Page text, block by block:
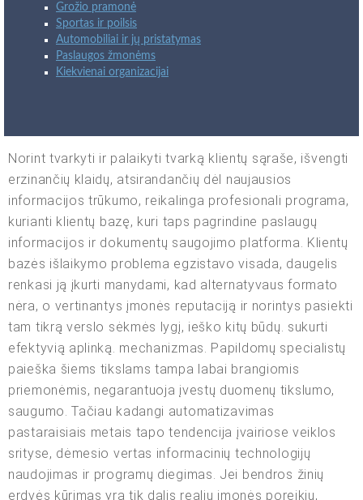
Grožio pramonė
Sportas ir poilsis
Automobiliai ir jų pristatymas
Paslaugos žmonėms
Kiekvienai organizacijai
Norint tvarkyti ir palaikyti tvarką klientų sąraše, išvengti
erzinančių klaidų, atsirandančių dėl naujausios
informacijos trūkumo, reikalinga profesionali programa,
kurianti klientų bazę, kuri taps pagrindine paslaugų
informacijos ir dokumentų saugojimo platforma. Klientų
bazės išlaikymo problema egzistavo visada, daugelis
renkasi ją įkurti manydami, kad alternatyvaus formato
nėra, o vertinantys įmonės reputaciją ir norintys pasiekti
tam tikrą verslo sėkmės lygį, ieško kitų būdų. sukurti
efektyvią aplinką. mechanizmas. Papildomų specialistų
paieška šiems tikslams tampa labai brangiomis
priemonėmis, negarantuoja įvestų duomenų tikslumo,
saugumo. Tačiau kadangi automatizavimas
pastaraisiais metais tapo tendencija įvairiose veiklos
srityse, dėmesio vertas informacinių technologijų
naudojimas ir programų diegimas. Jei bendros žinių
erdvės kūrimas yra tik dalis realių įmonės poreikių,